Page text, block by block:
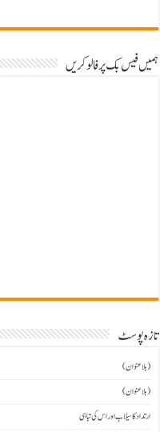
ہمیں فیس بک پر فالو کریں
تازہ پوسٹ
(بلاعنوان)
(بلاعنوان)
ارتداد کا سیلاب اور اس کی تباہی